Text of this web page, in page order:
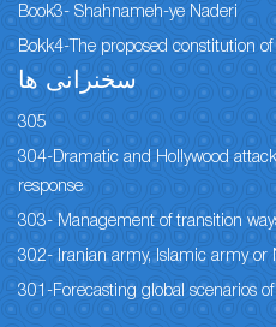
Book3- Shahnameh-ye Naderi
Bokk4-The proposed constitution
سخنرانی ها
305
304-Dramatic and Hollywood
response
303- Management of transition
302- Iranian army, Islamic army or
301-Forecasting global scenarios